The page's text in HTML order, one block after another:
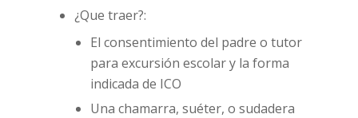
¿Que traer?:
El consentimiento del padre o tutor
para excursión escolar y la forma
indicada de ICO
Una chamarra, suéter, o sudadera